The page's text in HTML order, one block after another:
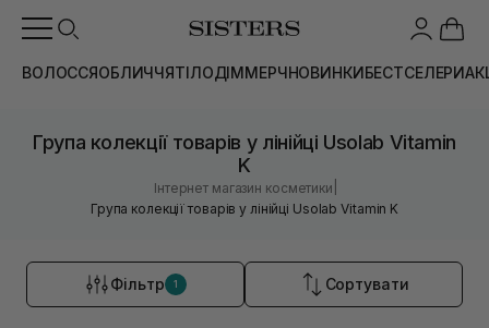
ВОЛОССЯОБЛИЧЧЯТІЛОДІММЕРЧНОВИНКИБЕСТСЕЛЕРИ
Група колекції товарів у лінійці Usolab Vitamin
K
Інтернет магазин косметики
Група колекції товарів у лінійці Usolab Vitamin K
Фільтр 1 Сортувати